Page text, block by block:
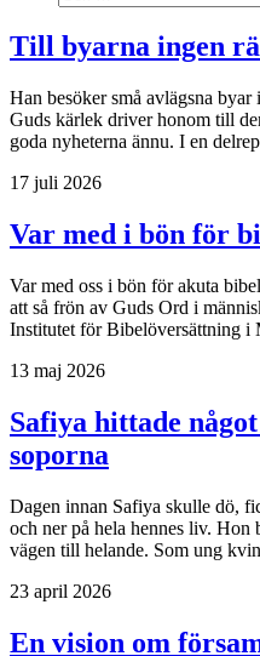
Till byarna ingen
Han besöker små avlägsna byar
Guds kärlek driver honom till
goda nyheterna ännu. I en
17 juli 2026
Var med i bön för
Var med oss i bön för akuta
att så frön av Guds Ord i
Institutet för Bibelöversättning
13 maj 2026
Safiya hittade
soporna
Dagen innan Safiya skulle dö,
och ner på hela hennes liv. Hon
vägen till helande. Som ung
23 april 2026
En vision om